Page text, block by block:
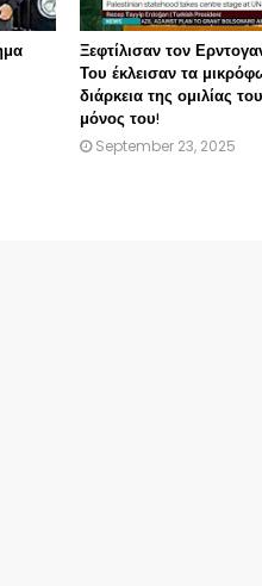
Ξεφτίλισαν τον
Του έκλεισαν τα
διάρκεια της ομιλίας
μόνος του!
September 23, 2025